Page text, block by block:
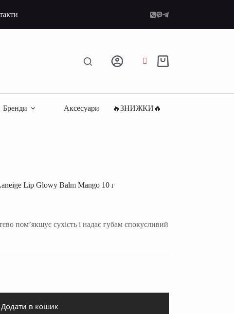
Кошик
Бренди Аксесуари 🔥ЗНИЖКИ🔥
Lip Glowy Balm Mango 10 г
пом’якшує сухість і надає губам спокусливий
Додати в кошик